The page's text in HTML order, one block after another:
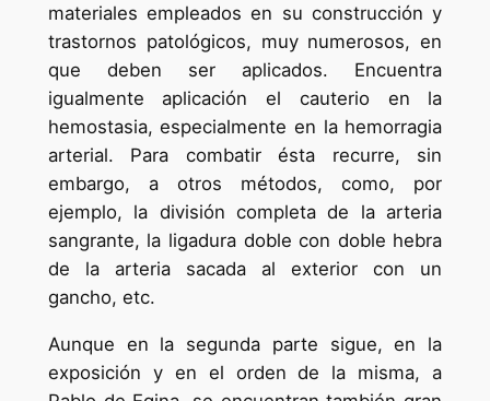
materiales empleados en su construcción y
trastornos patológicos, muy numerosos, en
que deben ser aplicados. Encuentra
igualmente aplicación el cauterio en la
hemostasia, especialmente en la hemorragia
arterial. Para combatir ésta recurre, sin
embargo, a otros métodos, como, por
ejemplo, la división completa de la arteria
sangrante, la ligadura doble con doble hebra
de la arteria sacada al exterior con un
gancho, etc.
Aunque en la segunda parte sigue, en la
exposición y en el orden de la misma, a